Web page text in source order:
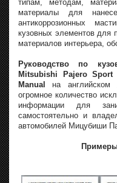
типам, методам,
материалы для
антикоррозионных
кузовных элементов для
материалов интерьера,
Руководство по
Mitsubishi Pajero Sport
Manual
на английском
огромное количество
информации для
самостоятельно и
автомобилей Мицубиши